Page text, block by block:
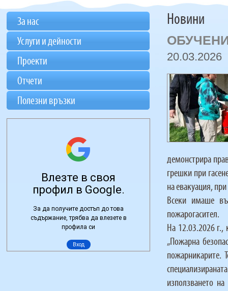
За нас
Услуги и дейности
Проекти
Отчети
Полезни връзки
Новини
20.03.2026
демонстрира
грешки при
на евакуация,
Всеки имаше
пожарогасител.
На 12.03.2026 г.,
„Пожарна
пожарникарите.
използването